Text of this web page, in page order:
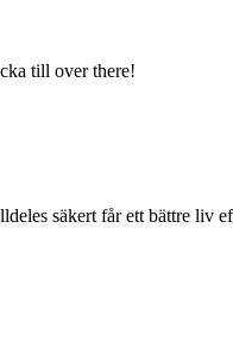
till over there!
säkert får ett bättre liv